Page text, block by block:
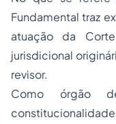
Fundamental traz
atuação da
jurisdicional
revisor.
Como órgão